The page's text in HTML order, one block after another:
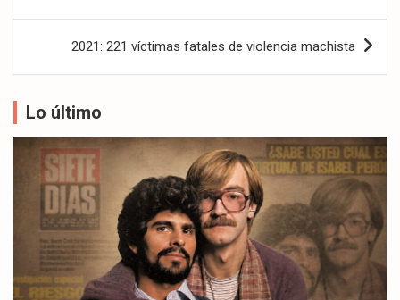
entradas2021: 221 víctimas fatales de violencia machista
Lo último